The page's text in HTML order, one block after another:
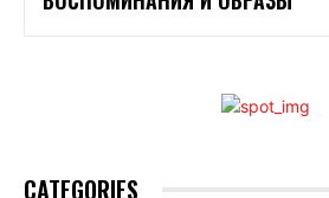
CATEGORIES